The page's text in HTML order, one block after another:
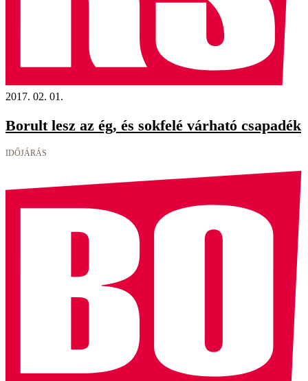
2017. 02. 01.
Borult lesz az ég, és sokfelé várható csapadék
IDŐJÁRÁS